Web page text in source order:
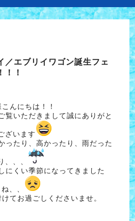
／エブリイワゴン誕生フェ
！！
こんにちは！！
覧いただきまして誠にありがと
ざいます
ったり、高かったり、雨だった
、、、
にくい季節になってきました
ね、、
てお過ごしくださいませ。